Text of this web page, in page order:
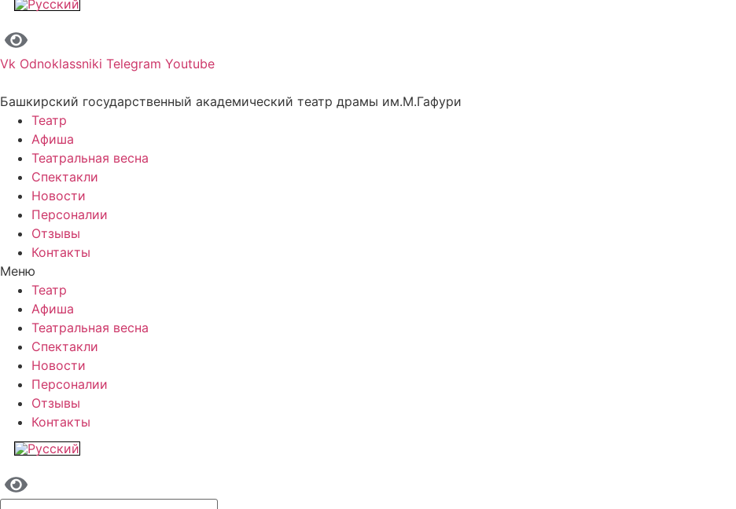
Vk Odnoklassniki Telegram Youtube
Башкирский государственный академический театр драмы им.М.Гафури
Театр
Афиша
Театральная весна
Спектакли
Новости
Персоналии
Отзывы
Контакты
Меню
Театр
Афиша
Театральная весна
Спектакли
Новости
Персоналии
Отзывы
Контакты